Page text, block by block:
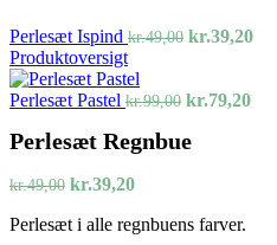
Perlesæt Ispind kr.49,00 Den
var:
kr.39,20Den
Produktoversigt
Perlesæt Pastel kr.99,00 Den
pris
kr.79,20Den
Perlesæt Regnbue
kr.49,00 Den
pris
kr.39,20Den
pris
Perlesæt i alle regnbuens farver.